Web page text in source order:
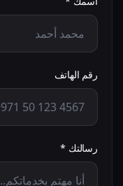
رقم الهاتف
رسالتك *